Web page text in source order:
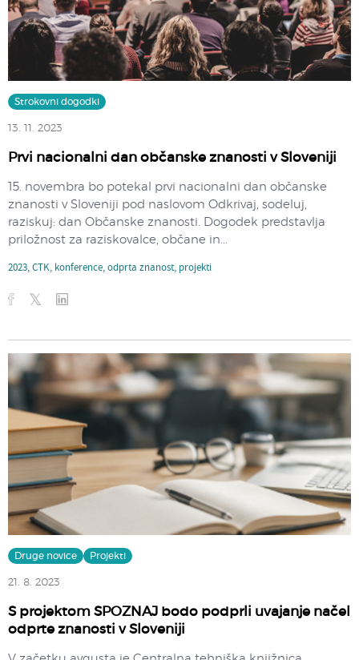
Strokovni dogodki
13. 11. 2023
Prvi nacionalni dan občanske znanosti v Sloveniji
15. novembra bo potekal prvi nacionalni dan občanske
znanosti v Sloveniji pod naslovom Odkrivaj, sodeluj,
raziskuj: dan Občanske znanosti. Dogodek predstavlja
priložnost za raziskovalce, občane in...
2023,CTK, konference,odprta znanost, projekti
Druge novice Projekti
21. 8. 2023
S projektom SPOZNAJ bodo podprli uvajanje načel
odprte znanosti v Sloveniji